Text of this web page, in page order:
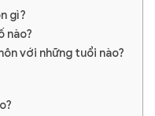
gì?
nào?
với những tuổi nào?